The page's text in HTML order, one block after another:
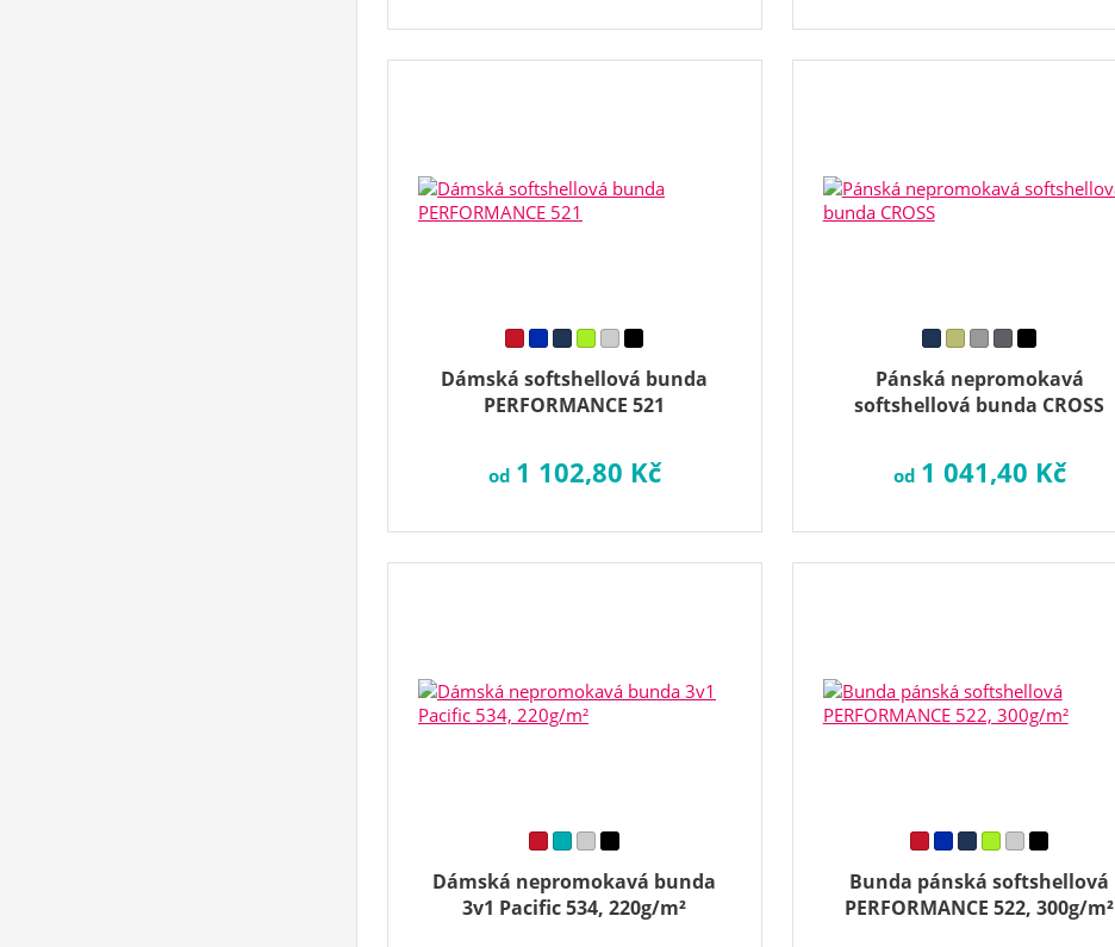
Dámská softshellová bunda
PERFORMANCE 521
od 1 102,80 Kč
Pánská nepromokavá
softshellová bunda CROSS
od 1 041,40 Kč
Dámská nepromokavá bunda
3v1 Pacific 534, 220g/m²
Bunda pánská softshellová
PERFORMANCE 522, 300g/m²